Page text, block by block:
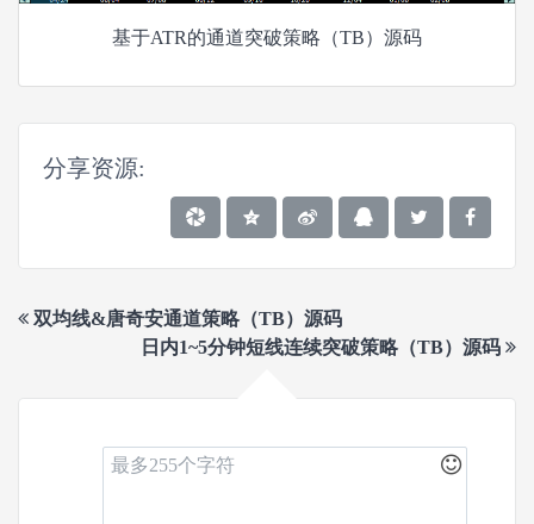
基于ATR的通道突破策略（TB）源码
分享资源:
双均线&唐奇安通道策略（TB）源码
日内1~5分钟短线连续突破策略（TB）源码